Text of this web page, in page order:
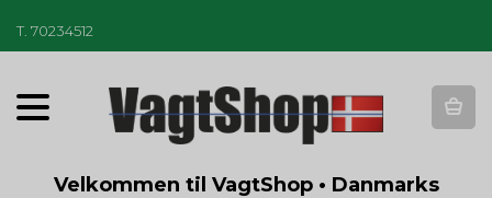
T 70234512
T
o
Velkommen til VagtShop • Danmarks